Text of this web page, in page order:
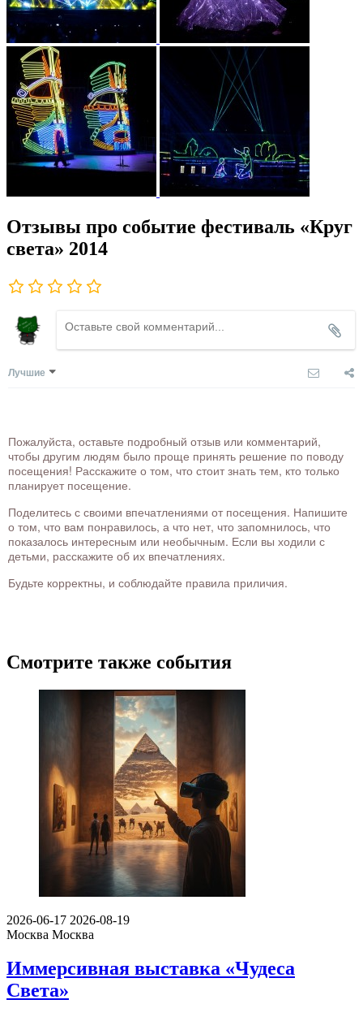
Отзывы про событие фестиваль «Круг
света» 2014
Лучшие
Пожалуйста, оставьте подробный отзыв или комментарий,
чтобы другим людям было проще принять решение по поводу
посещения! Расскажите о том, что стоит знать тем, кто только
планирует посещение.
Поделитесь с своими впечатлениями от посещения. Напишите
о том, что вам понравилось, а что нет, что запомнилось, что
показалось интересным или необычным. Если вы ходили с
детьми, расскажите об их впечатлениях.
Будьте корректны, и соблюдайте правила приличия.
Смотрите также события
2026-06-17 2026-08-19
Москва Москва
Иммерсивная выставка «Чудеса
Света»